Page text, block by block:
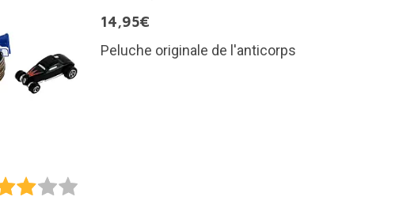
14,95€
Peluche originale de l'anticorps